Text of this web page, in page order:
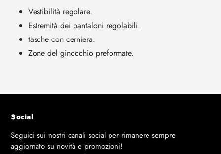
Vestibilità regolare.
Estremità dei pantaloni regolabili.
tasche con cerniera.
Zone del ginocchio preformate.
Social
Seguici sui nostri canali social per rimanere sempre
aggiornato su novità e promozioni!